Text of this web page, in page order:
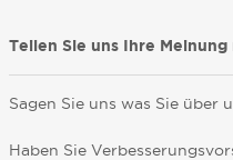
Teilen Sie uns Ihre Meinung
Sagen Sie uns was Sie über
Haben Sie